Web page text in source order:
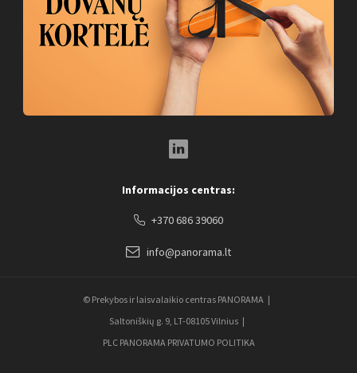
Informacijos centras:
+370 686 39060
info@panorama.lt
© Prekybos ir laisvalaikio centras PANORAMA
Saltoniškių g. 9, LT-08105 Vilnius
PLC PANORAMA PRIVATUMO POLITIKA